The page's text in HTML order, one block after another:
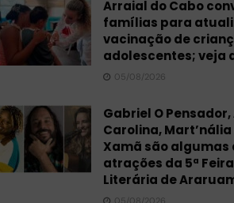
Arraial do Cabo
famílias para
vacinação de
adolescentes; veja
05/08/2026
Gabriel O Pensador,
Carolina, Mart’nália
Xamã são algumas
atrações da 5ª Feira
Literária de